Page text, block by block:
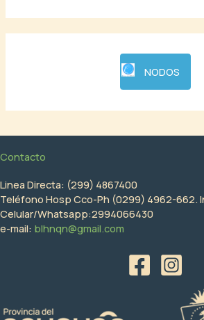
NODOS
Contacto
Linea Directa: (299) 4867400
Teléfono Hosp Cco-Ph (0299) 4962-662.
Celular/Whatsapp:2994066430
e-mail: blhnqn@gmail.com